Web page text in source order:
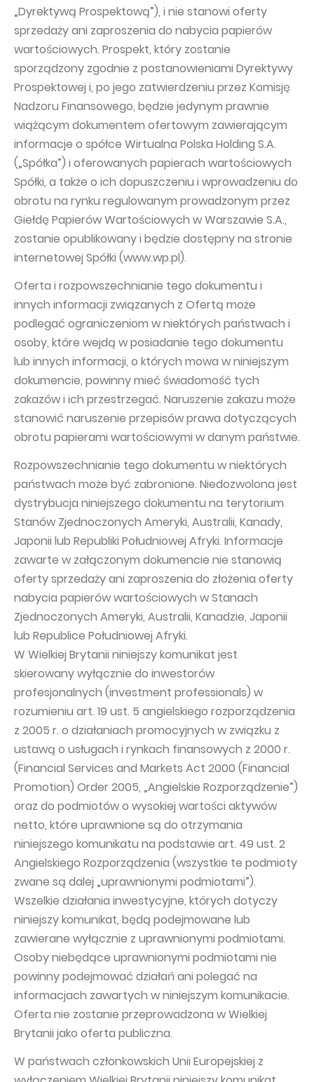
„Dyrektywą Prospektową”), i nie stanowi oferty
sprzedaży ani zaproszenia do nabycia papierów
wartościowych. Prospekt, który zostanie
sporządzony zgodnie z postanowieniami Dyrektywy
Prospektowej i, po jego zatwierdzeniu przez Komisję
Nadzoru Finansowego, będzie jedynym prawnie
wiążącym dokumentem ofertowym zawierającym
informacje o spółce Wirtualna Polska Holding S.A.
(„Spółka”) i oferowanych papierach wartościowych
Spółki, a także o ich dopuszczeniu i wprowadzeniu do
obrotu na rynku regulowanym prowadzonym przez
Giełdę Papierów Wartościowych w Warszawie S.A.,
zostanie opublikowany i będzie dostępny na stronie
internetowej Spółki (www.wp.pl).
Oferta i rozpowszechnianie tego dokumentu i
innych informacji związanych z Ofertą może
podlegać ograniczeniom w niektórych państwach i
osoby, które wejdą w posiadanie tego dokumentu
lub innych informacji, o których mowa w niniejszym
dokumencie, powinny mieć świadomość tych
zakazów i ich przestrzegać. Naruszenie zakazu może
stanowić naruszenie przepisów prawa dotyczących
obrotu papierami wartościowymi w danym państwie.
Rozpowszechnianie tego dokumentu w niektórych
państwach może być zabronione. Niedozwolona jest
dystrybucja niniejszego dokumentu na terytorium
Stanów Zjednoczonych Ameryki, Australii, Kanady,
Japonii lub Republiki Południowej Afryki. Informacje
zawarte w załączonym dokumencie nie stanowią
oferty sprzedaży ani zaproszenia do złożenia oferty
nabycia papierów wartościowych w Stanach
Zjednoczonych Ameryki, Australii, Kanadzie, Japonii
lub Republice Południowej Afryki.
W Wielkiej Brytanii niniejszy komunikat jest
skierowany wyłącznie do inwestorów
profesjonalnych (investment professionals) w
rozumieniu art. 19 ust. 5 angielskiego rozporządzenia
z 2005 r. o działaniach promocyjnych w związku z
ustawą o usługach i rynkach finansowych z 2000 r.
(Financial Services and Markets Act 2000 (Financial
Promotion) Order 2005, „Angielskie Rozporządzenie”)
oraz do podmiotów o wysokiej wartości aktywów
netto, które uprawnione są do otrzymania
niniejszego komunikatu na podstawie art. 49 ust. 2
Angielskiego Rozporządzenia (wszystkie te podmioty
zwane są dalej „uprawnionymi podmiotami”).
Wszelkie działania inwestycyjne, których dotyczy
niniejszy komunikat, będą podejmowane lub
zawierane wyłącznie z uprawnionymi podmiotami.
Osoby niebędące uprawnionymi podmiotami nie
powinny podejmować działań ani polegać na
informacjach zawartych w niniejszym komunikacie.
Oferta nie zostanie przeprowadzona w Wielkiej
Brytanii jako oferta publiczna.
W państwach członkowskich Unii Europejskiej z